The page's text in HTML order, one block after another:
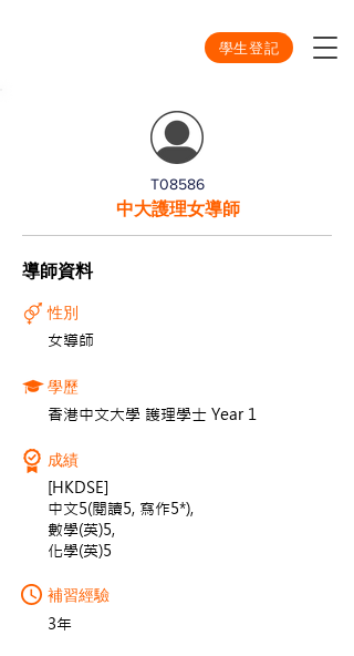
學生登記
T08586
中大護理女導師
導師資料
性別
女導師
學歷
香港中文大學 護理學士 Year 1
成績
[HKDSE]
中文5(閱讀5, 寫作5*),
數學(英)5,
化學(英)5
補習經驗
3年